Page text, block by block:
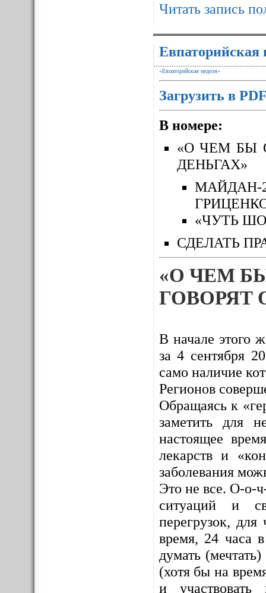
Читать запись
Евпаторийская
«Евпаторийская неделя»
Загрузить в
В номере:
«О ЧЕМ БЫ
ДЕНЬГАХ»
«ЧУТЬ
СДЕЛАТЬ
«О ЧЕМ
ГОВОРЯТ
В начале этого
за 4 сентября
само наличие
Регионов
Обращаясь к
заметить для
настоящее
лекарств и
заболевания
Это не все. О-о-
ситуаций и
перегрузок, для
время, 24 часа
думать
(хотя бы на
и участвовать